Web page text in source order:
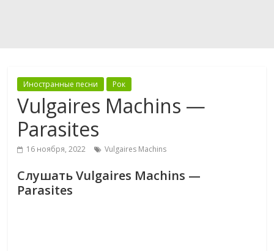
Иностранные песни Рок
Vulgaires Machins —
Parasites
16 ноября, 2022 Vulgaires Machins
Слушать Vulgaires Machins —
Parasites